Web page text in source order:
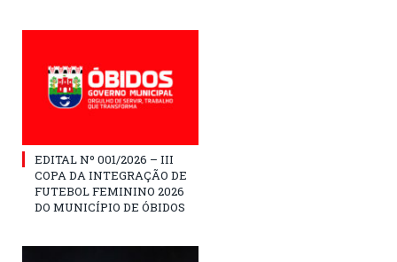
EDITAL Nº 001/2026 – III
COPA DA INTEGRAÇÃO DE
FUTEBOL FEMININO 2026
DO MUNICÍPIO DE ÓBIDOS